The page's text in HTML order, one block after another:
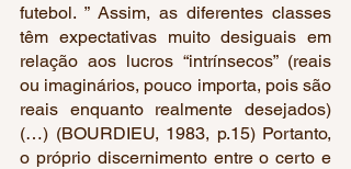
futebol. ” Assim, as diferentes classes
têm expectativas muito desiguais em
relação aos lucros “intrínsecos” (reais
ou imaginários, pouco importa, pois são
reais enquanto realmente desejados)
(…) (BOURDIEU, 1983, p.15) Portanto,
o próprio discernimento entre o certo e